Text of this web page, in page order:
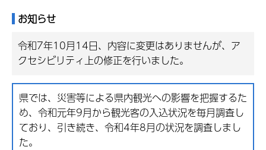
お知らせ
令和7年10月14日、内容に変更はありませんが、ア
クセシビリティ上の修正を行いました。
県では、災害等による県内観光への影響を把握するた
め、令和元年9月から観光客の入込状況を毎月調査し
ており、引き続き、令和4年8月の状況を調査しまし
た。